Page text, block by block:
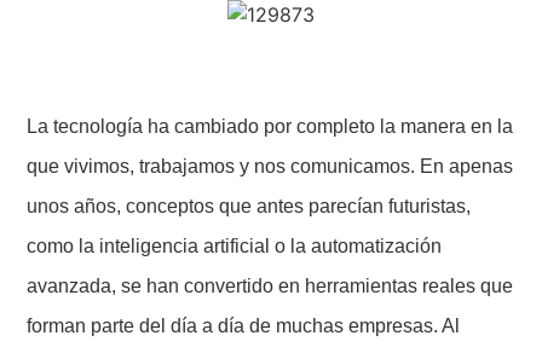
La tecnología ha cambiado por completo la manera en la
que vivimos, trabajamos y nos comunicamos. En apenas
unos años, conceptos que antes parecían futuristas,
como la inteligencia artificial o la automatización
avanzada, se han convertido en herramientas reales que
forman parte del día a día de muchas empresas. Al